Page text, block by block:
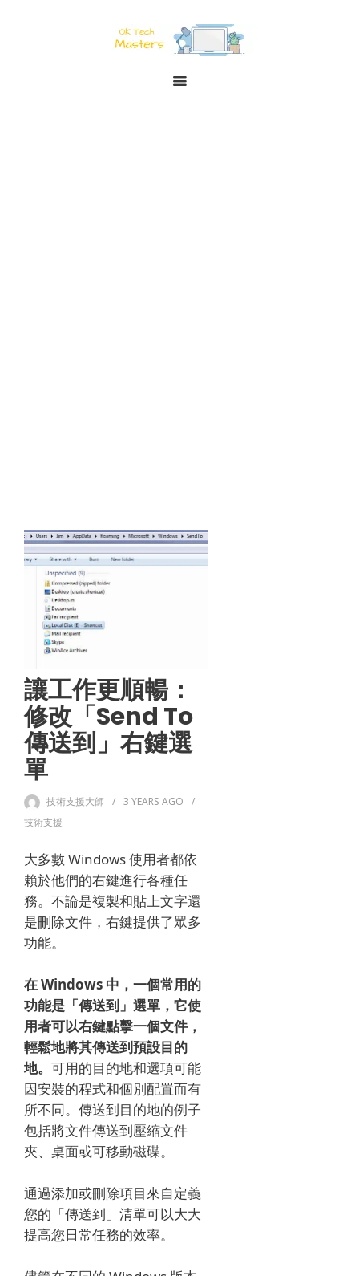
讓工作更順暢：
修改「Send To
傳送到」右鍵選
單
技術支援大師 3 YEARS AGO
技術支援
大多數 Windows 使用者都依
賴於他們的右鍵進行各種任
務。不論是複製和貼上文字還
是刪除文件，右鍵提供了眾多
功能。
在 Windows 中，一個常用的
功能是「傳送到」選單，它使
用者可以右鍵點擊一個文件，
輕鬆地將其傳送到預設目的
地。 可用的目的地和選項可能
因安裝的程式和個別配置而有
所不同。傳送到目的地的例子
包括將文件傳送到壓縮文件
夾、桌面或可移動磁碟。
通過添加或刪除項目來自定義
您的「傳送到」清單可以大大
提高您日常任務的效率。